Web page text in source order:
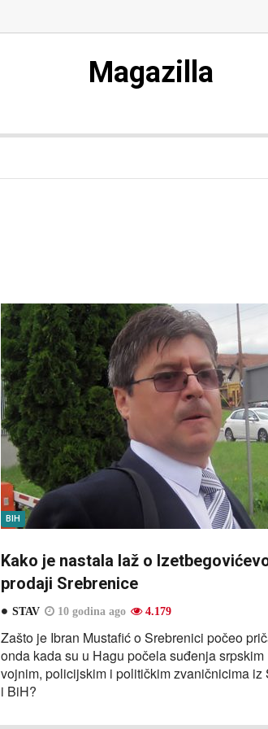
Magazilla
BIH
Kako je nastala laž o
prodaji Srebrenice
STAV 10 godina ago 4.179
Zašto je Ibran Mustafić o Srebrenici počeo
onda kada su u Hagu počela suđenja srpskim
vojnim, policijskim i političkim zvaničnicima iz
i BiH?